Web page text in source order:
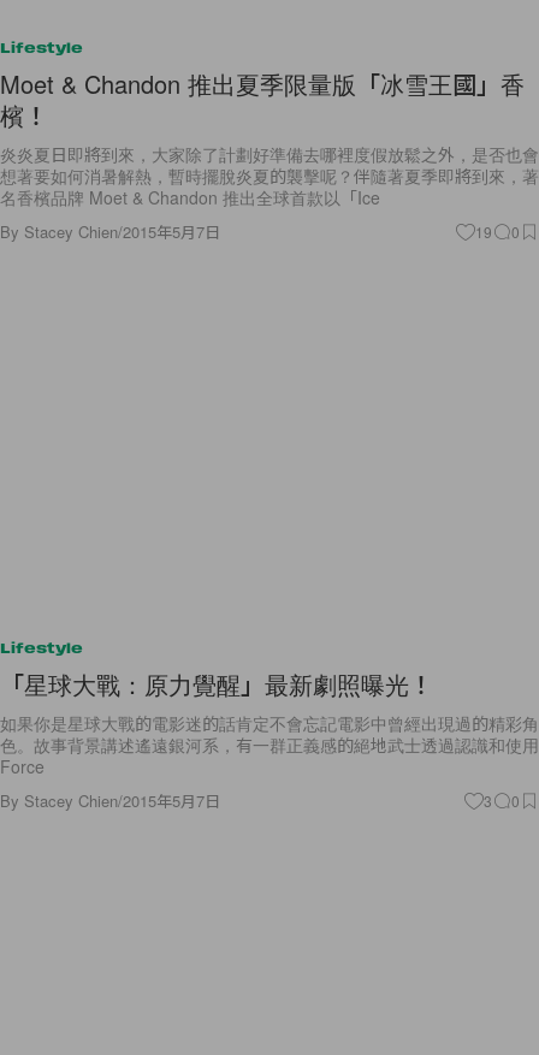
Lifestyle
Moet & Chandon 推出夏季限量版「冰雪王國」香
檳！
炎炎夏日即將到來，大家除了計劃好準備去哪裡度假放鬆之外，是否也會
想著要如何消暑解熱，暫時擺脫炎夏的襲擊呢？伴隨著夏季即將到來，著
名香檳品牌 Moet & Chandon 推出全球首款以「Ice
By Stacey Chien/2015年5月7日 19 0
Lifestyle
「星球大戰：原力覺醒」最新劇照曝光！
如果你是星球大戰的電影迷的話肯定不會忘記電影中曾經出現過的精彩角
色。故事背景講述遙遠銀河系，有一群正義感的絕地武士透過認識和使用
Force
By Stacey Chien/2015年5月7日 3 0